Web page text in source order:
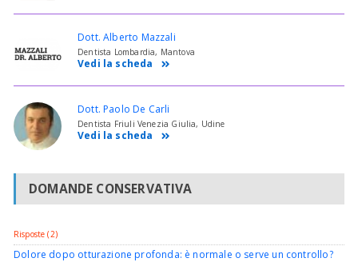
Dott. Alberto Mazzali
Dentista Lombardia, Mantova
Vedi la scheda
Dott. Paolo De Carli
Dentista Friuli Venezia Giulia, Udine
Vedi la scheda
DOMANDE CONSERVATIVA
Risposte (2)
Dolore dopo otturazione profonda: è normale o serve un controllo?